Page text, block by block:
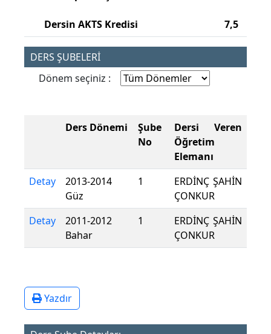
Dersin AKTS Kredisi 7,5
DERS ŞUBELERİ
Dönem seçiniz :
Ders Dönemi
Şube
No
Dersi Veren
Öğretim
Elemanı
Detay
2013-2014
Güz
1
ERDİNÇ ŞAHİN
ÇONKUR
Detay
2011-2012
Bahar
1
ERDİNÇ ŞAHİN
ÇONKUR
Yazdır